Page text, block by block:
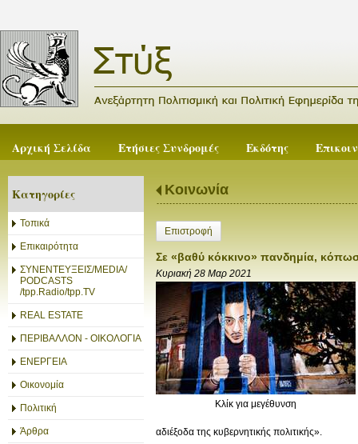
Αρχική Σελίδα Ετήσιες Συνδρομές Εκδότης
Κατηγορίες
Τοπικά
Επικαιρότητα
ΣΥΝΕΝΤΕΥΞΕΙΣ/MEDIA/
PODCASTS
/tpp.Radio/tpp.TV
REAL ESTATE
ΠΕΡΙΒΑΛΛΟΝ - ΟΙΚΟΛΟΓΙΑ
ΕΝΕΡΓΕΙΑ
Οικονομία
Πολιτική
Άρθρα
Κοινωνία
Επιστροφή
Σε «βαθύ κόκκινο» πανδημία,
Κυριακή 28 Μαρ 2021
Κλίκ για μεγέθυνση
αδιέξοδα της κυβερνητικής πολιτικής».